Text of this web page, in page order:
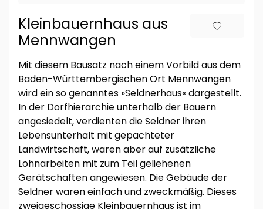
Kleinbauernhaus aus
Mennwangen
Mit diesem Bausatz nach einem Vorbild aus dem
Baden-Württembergischen Ort Mennwangen
wird ein so genanntes »Seldnerhaus« dargestellt.
In der Dorfhierarchie unterhalb der Bauern
angesiedelt, verdienten die Seldner ihren
Lebensunterhalt mit gepachteter
Landwirtschaft, waren aber auf zusätzliche
Lohnarbeiten mit zum Teil geliehenen
Gerätschaften angewiesen. Die Gebäude der
Seldner waren einfach und zweckmäßig. Dieses
zweigeschossige Kleinbauernhaus ist im